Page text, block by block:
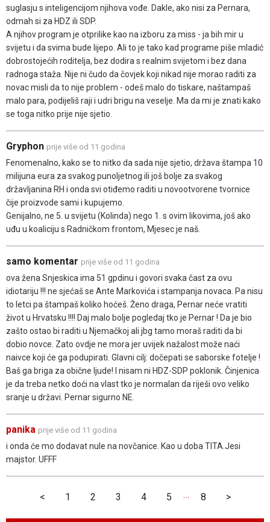
suglasju s inteligencijom njihova vođe. Dakle, ako nisi za Pernara,
odmah si za HDZ ili SDP.
A njihov program je otprilike kao na izboru za miss - ja bih mir u
svijetu i da svima bude lijepo. Ali to je tako kad programe piše mladić
dobrostojećih roditelja, bez dodira s realnim svijetom i bez dana
radnoga staža. Nije ni čudo da čovjek koji nikad nije morao raditi za
novac misli da to nije problem - odeš malo do tiskare, naštampaš
malo para, podijeliš raji i udri brigu na veselje. Ma da mi je znati kako
se toga nitko prije nije sjetio.
Gryphon prije više od 11 godina
Fenomenalno, kako se to nitko da sada nije sjetio, država štampa 10
milijuna eura za svakog punoljetnog ili još bolje za svakog
državljanina RH i onda svi otiđemo raditi u novootvorene tvornice
čije proizvode sami i kupujemo.
Genijalno, ne 5. u svijetu (Kolinda) nego 1. s ovim likovima, još ako
uđu u koaliciju s Radničkom frontom, Mjesec je naš.
samo komentar prije više od 11 godina
ova žena Snjeskica ima 51 gpdinu i govori svaka čast za ovu
idiotariju !!! ne sjećaš se Ante Markovića i stampanja novaca. Pa nisu
to letci pa štampaš koliko hoćeš. Ženo draga, Pernar neće vratiti
život u Hrvatsku !!!! Daj malo bolje pogledaj tko je Pernar ! Da je bio
zašto ostao bi raditi u Njemačkoj ali jbg tamo moraš raditi da bi
dobio novce. Zato ovdje ne mora jer uvijek nažalost može naći
naivce koji će ga podupirati. Glavni cilj: dočepati se saborske fotelje !
Baš ga briga za obične ljude! I nisam ni HDZ-SDP poklonik. Činjenica
je da treba netko doći na vlast tko je normalan da riješi ovo veliko
sranje u državi. Pernar sigurno NE.
panika prije više od 11 godina
i onda će mo dodavat nule na novčanice. Kao u doba TITA.Jesi
majstor. UFFF
< 1 2 3 4 5 … 8 >